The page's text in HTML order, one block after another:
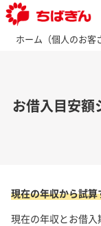
ホーム（個人のお客
お借入目安額
現在の年収から試算
現在の年収とお借入